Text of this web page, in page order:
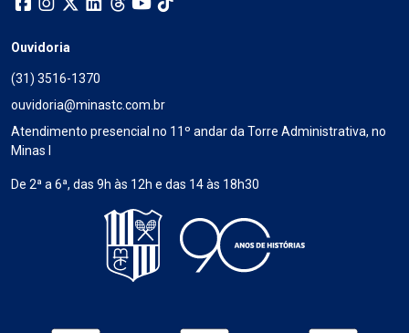
Ouvidoria
(31) 3516-1370
ouvidoria@minastc.com.br
Atendimento presencial no 11º andar da Torre Administrativa, no
Minas I
De 2ª a 6ª, das 9h às 12h e das 14 às 18h30